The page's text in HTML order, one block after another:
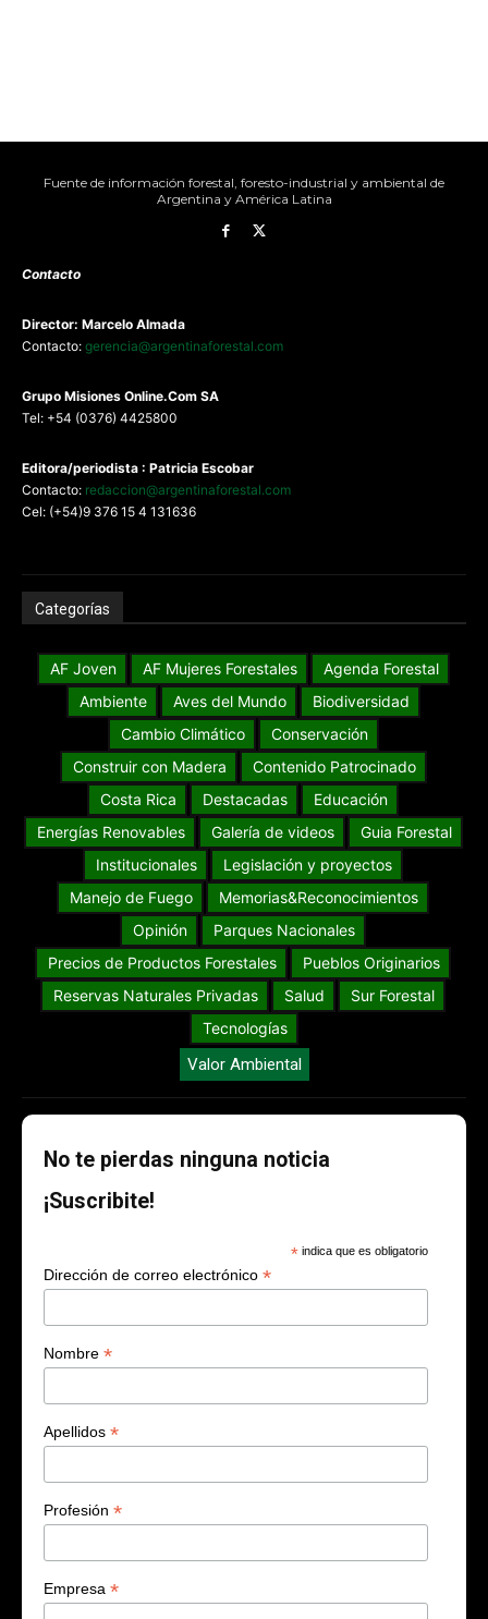
Fuente de información forestal, foresto-industrial y ambiental de
Argentina y América Latina
Contacto
Director: Marcelo Almada
Contacto: gerencia@argentinaforestal.com
Grupo Misiones Online.Com SA
Tel: +54 (0376) 4425800
Editora/periodista : Patricia Escobar
Contacto: redaccion@argentinaforestal.com
Cel: (+54)9 376 15 4 131636
Categorías
AF Joven AF Mujeres Forestales
Agenda Forestal
Ambiente
Aves del Mundo
Biodiversidad
Cambio Climático
Conservación
Construir con Madera
Contenido Patrocinado
Costa Rica
Destacadas
Educación
Energías Renovables
Galería de videos
Guia Forestal
Institucionales
Legislación y proyectos
Manejo de Fuego
Memorias&Reconocimientos
Opinión
Parques Nacionales
Precios de Productos Forestales
Pueblos Originarios
Reservas Naturales Privadas
Salud
Sur Forestal
Tecnologías
Valor Ambiental
No te pierdas ninguna noticia
¡Suscribite!
* indica que es obligatorio
Dirección de correo electrónico *
Nombre *
Apellidos *
Profesión *
Empresa *